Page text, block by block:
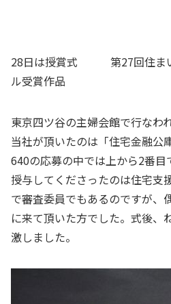
28日は授賞式 第27回住ま
ル受賞作品
東京四ツ谷の主婦会館で行なわ
当社が頂いたのは「住宅金融公
640の応募の中では上から2番目
授与してくださったのは住宅支
で審査委員でもあるのですが、
に来て頂いた方でした。式後、
激しました。